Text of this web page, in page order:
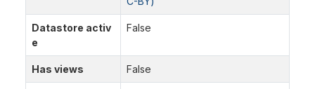
Datastore activ
e
False
Has views False